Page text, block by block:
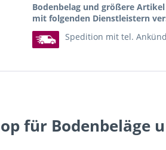
Bodenbelag und größere
mit folgenden Dienstleistern
Spedition mit tel.
für Bodenbeläge